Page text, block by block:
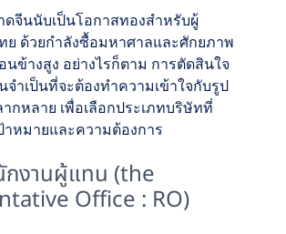
ดจีนนับเป็นโอกาสทองสำหรับผู้
ย ด้วยกำลังซื้อมหาศาลและศักยภาพ
นข้างสูง อย่างไรก็ตาม การตัดสินใจ
จำเป็นที่จะต้องทำความเข้าใจกับรูป
กหลาย เพื่อเลือกประเภทบริษัทที่
าหมายและความต้องการ
กงานผู้แทน (the
Office : RO)